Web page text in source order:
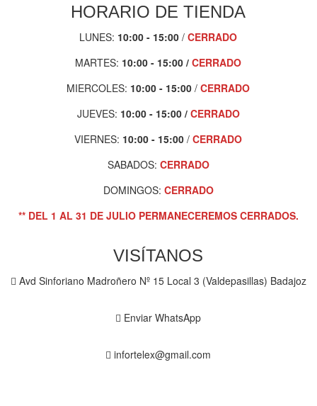
HORARIO DE TIENDA
LUNES: 10:00 - 15:00 /CERRADO
MARTES: 10:00 - 15:00 /CERRADO
MIERCOLES: 10:00 - 15:00 /CERRADO
JUEVES: 10:00 - 15:00/ CERRADO
VIERNES: 10:00 - 15:00 /CERRADO
SABADOS: CERRADO
DOMINGOS: CERRADO
** DEL 1 AL 31 DE JULIO PERMANECEREMOS CERRADOS.
VISÍTANOS
Avd Sinforiano Madroñero Nº 15 Local 3 (Valdepasillas) Badajoz
Enviar WhatsApp
infortelex@gmail.com